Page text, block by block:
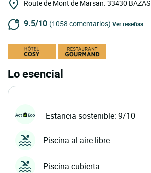
Route de Mont de Marsan. 33430 BAZAS
9.5/10 (1058 comentarios) Ver reseñas
Lo esencial
Estancia sostenible: 9/10
Piscina al aire libre
Piscina cubierta